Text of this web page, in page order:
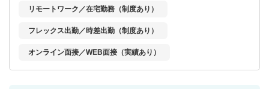
リモートワーク／在宅勤務（制度あり）
フレックス出勤／時差出勤（制度あり）
オンライン面接／WEB面接（実績あり）